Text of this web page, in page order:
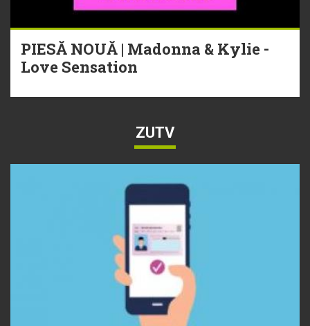
PIESĂ NOUĂ | Madonna & Kylie -
Love Sensation
ZUTV